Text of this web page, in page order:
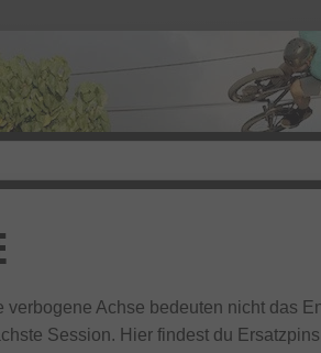
Achse bedeuten nicht das
Session. Hier findest du